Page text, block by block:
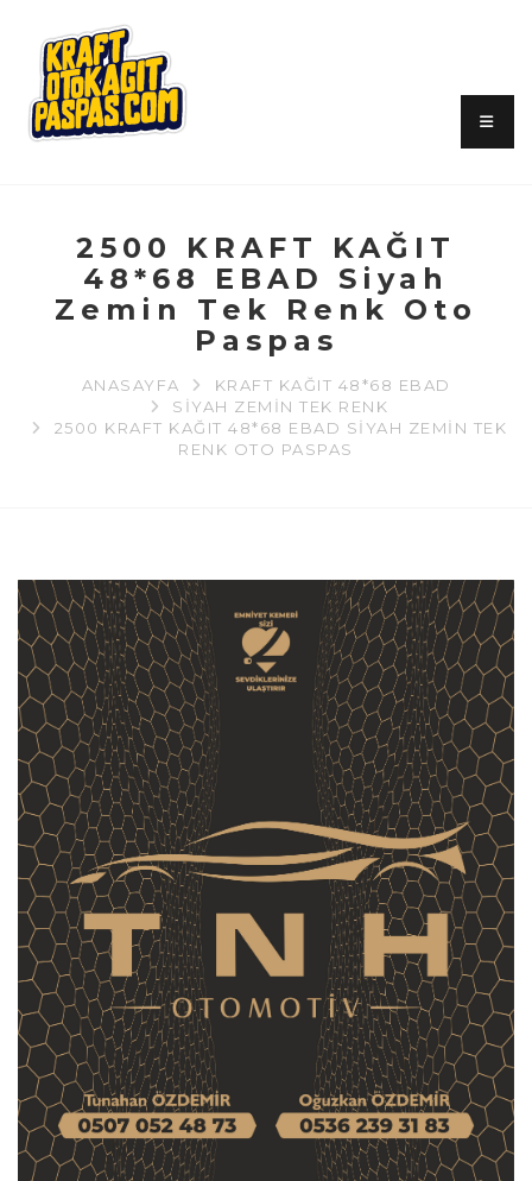
2500 KRAFT KAĞIT
48*68 EBAD Siyah
Zemin Tek Renk Oto
Paspas
ANASAYFA
KRAFT KAĞIT 48*68 EBAD
SIYAH ZEMIN TEK RENK
2500 KRAFT KAĞIT 48*68 EBAD SIYAH ZEMIN TEK
RENK OTO PASPAS